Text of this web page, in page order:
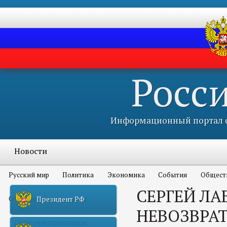
Информационный портал
Новости
Русский мир Политика Экономика События
Объявления и конкурсы
Соотечественники
Президент РФ
СЕРГЕЙ